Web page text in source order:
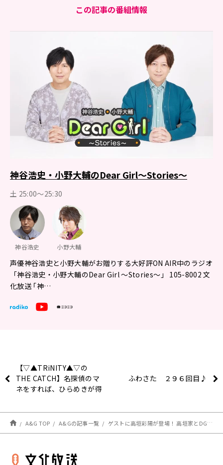
この記事の番組情報
神谷浩史・小野大輔のDear Girl～Stories～
土 25:00～25:30
神谷浩史 小野大輔
声優神谷浩史と小野大輔がお贈りする大好評ON AIR中のラジオ
「神谷浩史・小野大輔のDear Girl ～Stories～」 105-8002 文
化放送 ｢神…
【▽▲TRiNITY▲▽の
THE CATCH】名探偵のマ
ネをすれば、ひらめきが得
ふわさた ２９６回目♪
A&G TOP A&Gの記事一覧 ゲストに高垣彩陽が登場！ 高垣家とDGSの関係について語る！『神谷浩史・小野大輔のDear Girl～Stories～』